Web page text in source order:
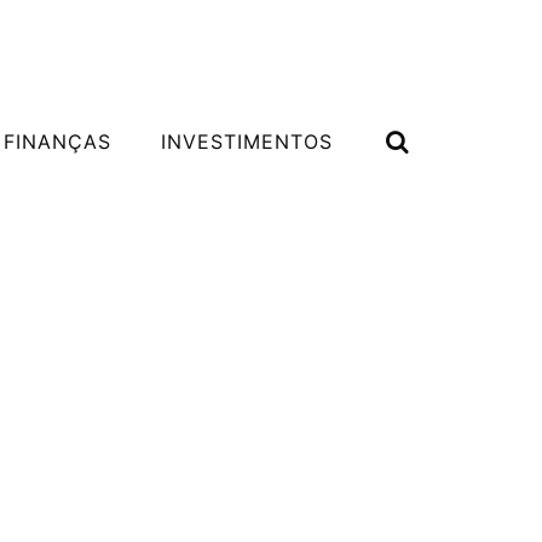
INVESTIMENTOS 